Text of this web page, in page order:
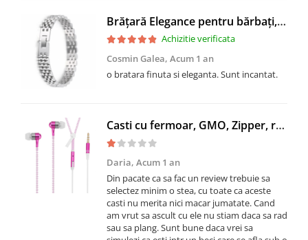
Brățară Elegance pentru bărbați, CRM, din oțel inoxidabil, argintiu, 20 cm
Achizitie verificata
Cosmin Galea, Acum 1 an
o bratara finuta si eleganta. Sunt incantat.
Casti cu fermoar, GMO, Zipper, roz
Daria, Acum 1 an
Din pacate ca sa fac un review trebuie sa
selectez minim o stea, cu toate ca aceste
casti nu merita nici macar jumatate. Cand
am vrut sa ascult cu ele nu stiam daca sa rad
sau sa plang. Sunt bune daca vrei sa